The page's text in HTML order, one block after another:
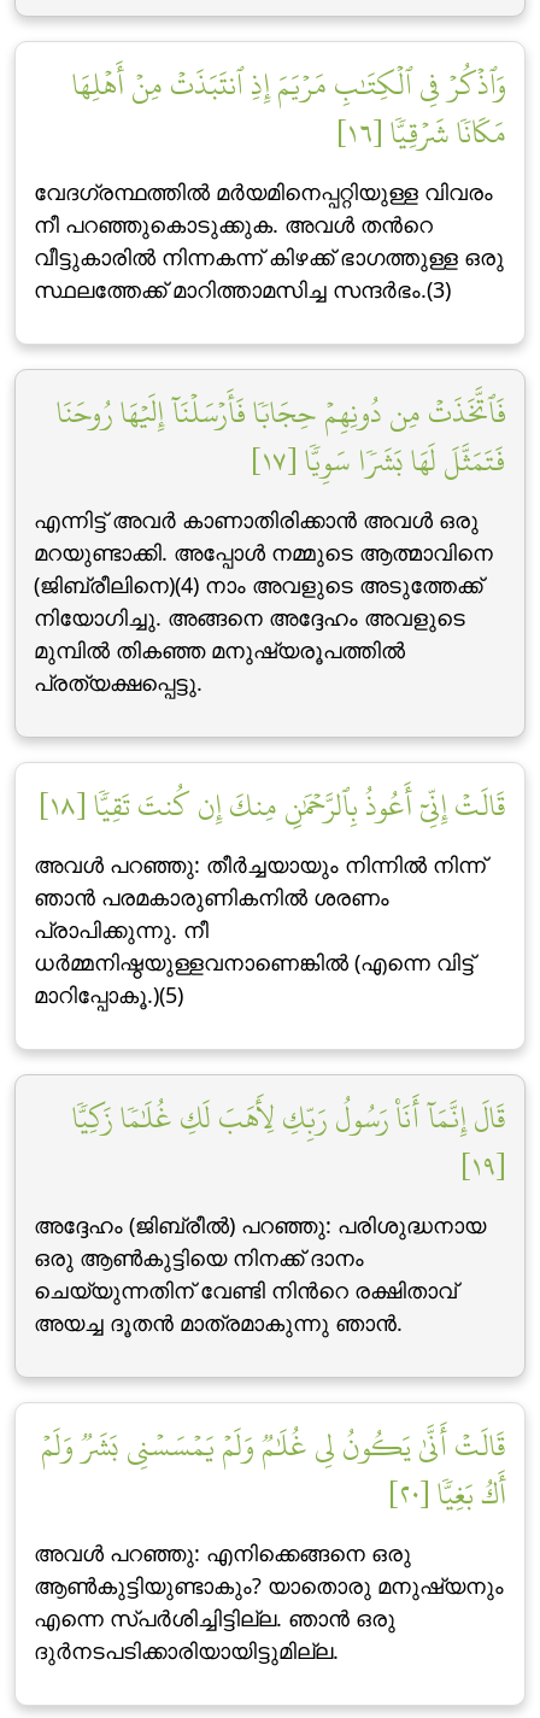
وَٱذۡكُرۡ فِي ٱلۡكِتَٰبِ مَرۡيَمَ إِذِ ٱنتَبَذَتۡ مِنۡ أَهۡلِهَا
مَكَانٗا شَرۡقِيّٗا [١٦]
വേദഗ്രന്ഥത്തില്‍ മര്‍യമിനെപ്പറ്റിയുള്ള വിവരം
നീ പറഞ്ഞുകൊടുക്കുക. അവള്‍ തന്‍റെ
വീട്ടുകാരില്‍ നിന്നകന്ന് കിഴക്ക് ഭാഗത്തുള്ള ഒരു
സ്ഥലത്തേക്ക് മാറിത്താമസിച്ച സന്ദര്‍ഭം.(3)
فَٱتَّخَذَتۡ مِن دُونِهِمۡ حِجَابٗا فَأَرۡسَلۡنَآ إِلَيۡهَا رُوحَنَا
فَتَمَثَّلَ لَهَا بَشَرٗا سَوِيّٗا [١٧]
എന്നിട്ട് അവര്‍ കാണാതിരിക്കാന്‍ അവള്‍ ഒരു
മറയുണ്ടാക്കി. അപ്പോള്‍ നമ്മുടെ ആത്മാവിനെ
(ജിബ്‌രീലിനെ)(4) നാം അവളുടെ അടുത്തേക്ക്
നിയോഗിച്ചു. അങ്ങനെ അദ്ദേഹം അവളുടെ
മുമ്പില്‍ തികഞ്ഞ മനുഷ്യരൂപത്തില്‍
പ്രത്യക്ഷപ്പെട്ടു.
قَالَتۡ إِنِّيٓ أَعُوذُ بِٱلرَّحۡمَٰنِ مِنكَ إِن كُنتَ تَقِيّٗا [١٨]
അവള്‍ പറഞ്ഞു: തീര്‍ച്ചയായും നിന്നില്‍ നിന്ന്
ഞാന്‍ പരമകാരുണികനില്‍ ശരണം
പ്രാപിക്കുന്നു. നീ
ധര്‍മ്മനിഷ്ഠയുള്ളവനാണെങ്കില്‍ (എന്നെ വിട്ട്
മാറിപ്പോകൂ.)(5)
قَالَ إِنَّمَآ أَنَا۠ رَسُولُ رَبِّكِ لِأَهَبَ لَكِ غُلَٰمٗا زَكِيّٗا
[١٩]
അദ്ദേഹം (ജിബ്‌രീല്‍) പറഞ്ഞു: പരിശുദ്ധനായ
ഒരു ആണ്‍കുട്ടിയെ നിനക്ക് ദാനം
ചെയ്യുന്നതിന് വേണ്ടി നിന്‍റെ രക്ഷിതാവ്
അയച്ച ദൂതന്‍ മാത്രമാകുന്നു ഞാന്‍.
قَالَتۡ أَنَّىٰ يَكُونُ لِي غُلَٰمٞ وَلَمۡ يَمۡسَسۡنِي بَشَرٞ وَلَمۡ
أَكُ بَغِيّٗا [٢٠]
അവള്‍ പറഞ്ഞു: എനിക്കെങ്ങനെ ഒരു
ആണ്‍കുട്ടിയുണ്ടാകും? യാതൊരു മനുഷ്യനും
എന്നെ സ്പര്‍ശിച്ചിട്ടില്ല. ഞാന്‍ ഒരു
ദുര്‍നടപടിക്കാരിയായിട്ടുമില്ല.